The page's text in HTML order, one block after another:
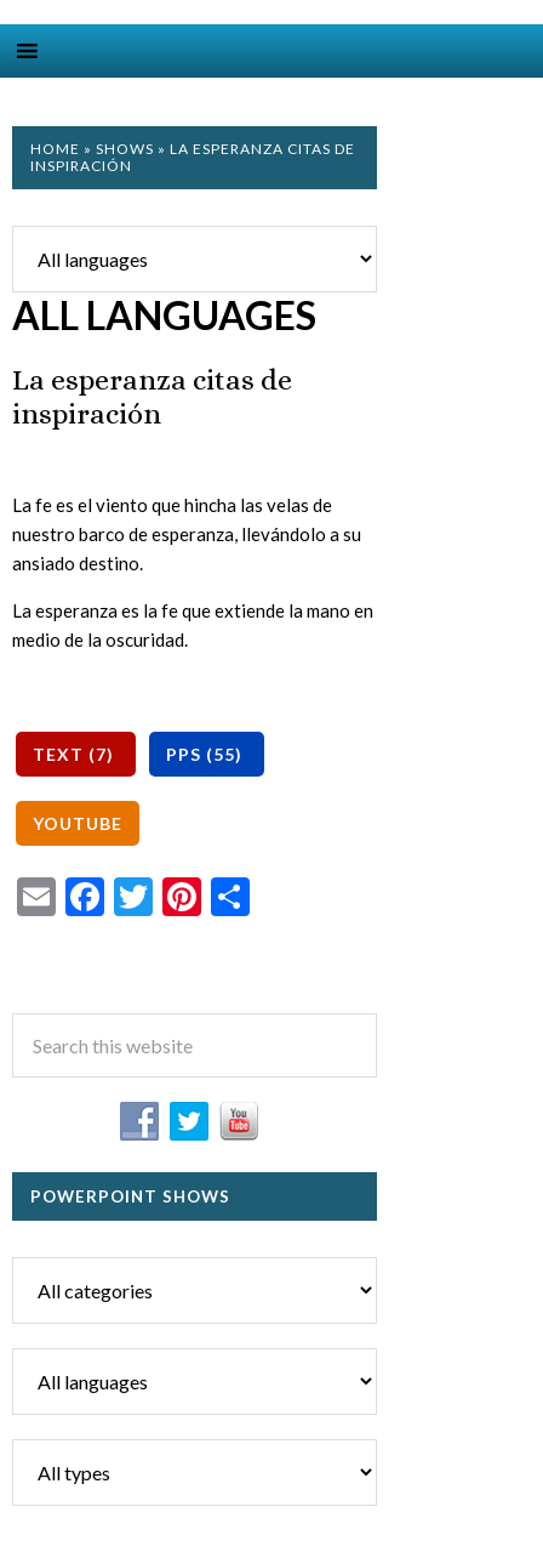
HOME » SHOWS » LA ESPERANZA CITAS DE
INSPIRACIÓN
ALL LANGUAGES
La esperanza citas de
inspiración
La fe es el viento que hincha las velas de
nuestro barco de esperanza, llevándolo a su
ansiado destino.
La esperanza es la fe que extiende la mano en
medio de la oscuridad.
EmailFacebook
TwitterPinterest
POWERPOINT SHOWS